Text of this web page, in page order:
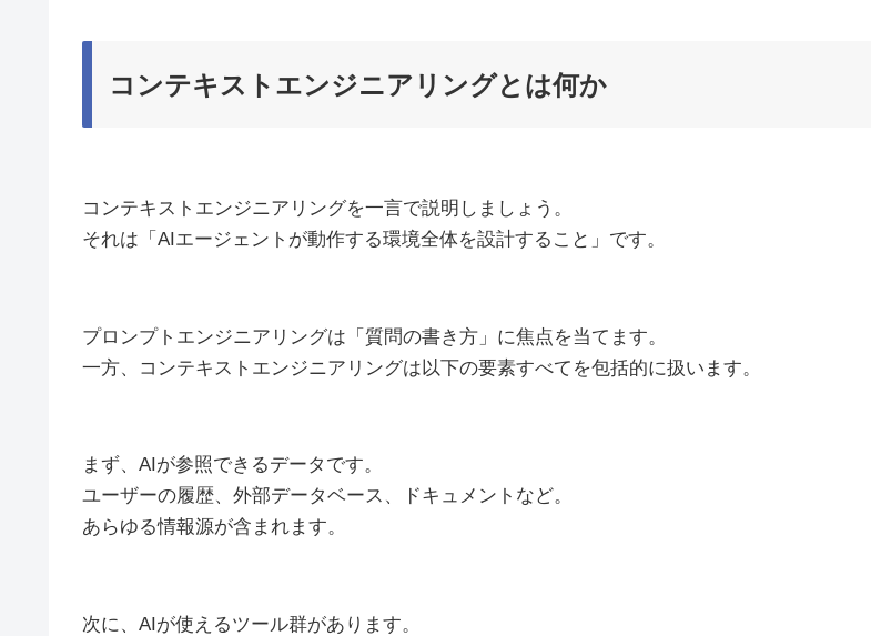
コンテキストエンジニアリングとは何か
コンテキストエンジニアリングを一言で説明しましょう。
それは「AIエージェントが動作する環境全体を設計すること」です。
プロンプトエンジニアリングは「質問の書き方」に焦点を当てます。
一方、コンテキストエンジニアリングは以下の要素すべてを包括的に扱います。
まず、AIが参照できるデータです。
ユーザーの履歴、外部データベース、ドキュメントなど。
あらゆる情報源が含まれます。
次に、AIが使えるツール群があります。